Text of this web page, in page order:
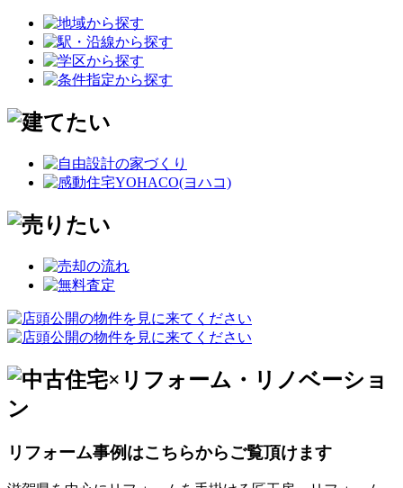
リフォーム事例はこちらからご覧頂けます